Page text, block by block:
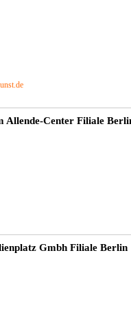
Allende-Center Filiale
Gmbh Filiale Berlin